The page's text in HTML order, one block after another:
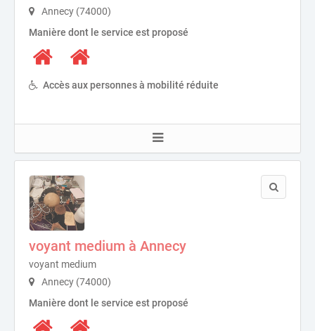
Annecy (74000)
Manière dont le service est proposé
Accès aux personnes à mobilité réduite
voyant medium à Annecy
voyant medium
Annecy (74000)
Manière dont le service est proposé